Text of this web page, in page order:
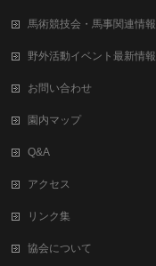
馬術競技会・馬事関連情報
野外活動イベント最新情報
お問い合わせ
園内マップ
Q&A
アクセス
リンク集
協会について